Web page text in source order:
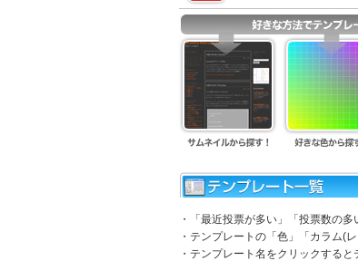
・「最近投票が多い」「投票数の
・テンプレートの「色」「カラム(
・テンプレート名をクリックする